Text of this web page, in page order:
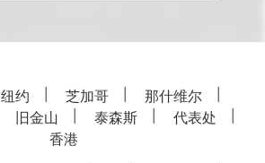
纽约 芝加哥
那什维尔
旧金山 泰森斯
代表处
香港